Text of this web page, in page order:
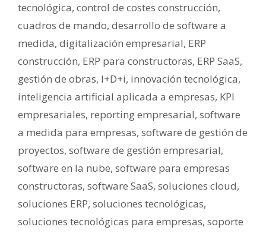
tecnológica, control de costes construcción,
cuadros de mando, desarrollo de software a
medida, digitalización empresarial, ERP
construcción, ERP para constructoras, ERP SaaS,
gestión de obras, I+D+i, innovación tecnológica,
inteligencia artificial aplicada a empresas, KPI
empresariales, reporting empresarial, software
a medida para empresas, software de gestión de
proyectos, software de gestión empresarial,
software en la nube, software para empresas
constructoras, software SaaS, soluciones cloud,
soluciones ERP, soluciones tecnológicas,
soluciones tecnológicas para empresas, soporte